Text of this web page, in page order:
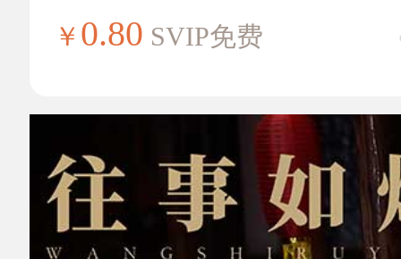
￥ 0.80 SVIP免费